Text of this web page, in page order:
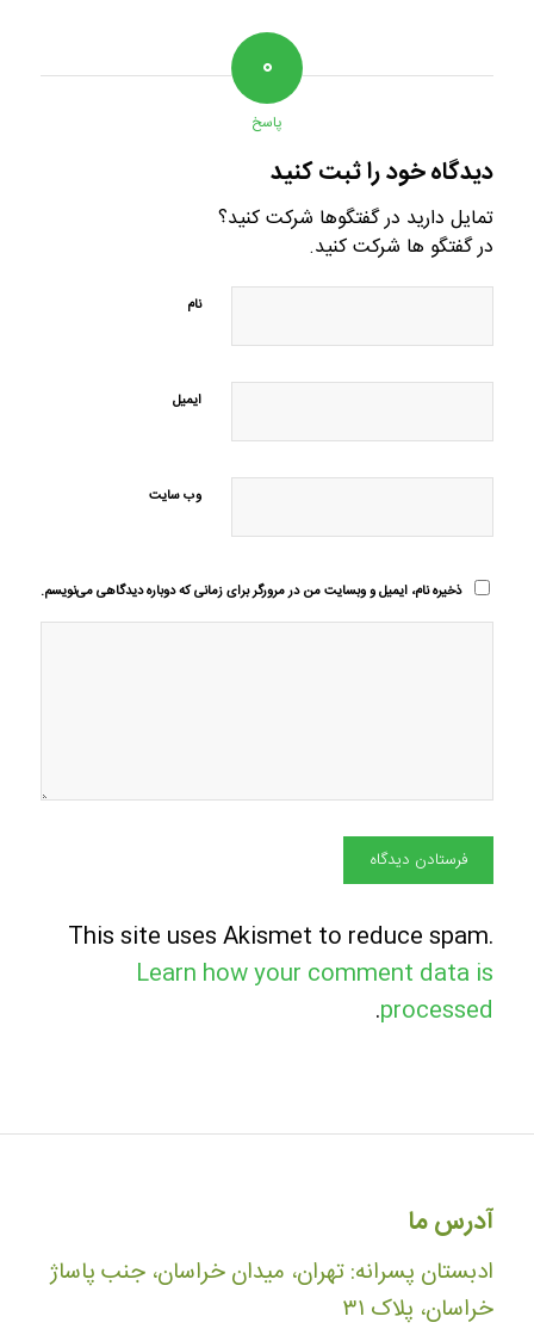
۰
پاسخ
دیدگاه خود را ثبت کنید
تمایل دارید در گفتگوها شرکت کنید؟
در گفتگو ها شرکت کنید.
نام
ایمیل
وب‌ سایت
ذخیره نام، ایمیل و وبسایت من در مرورگر برای زمانی که دوباره دیدگاهی می‌نویسم.
This site uses Akismet to reduce spam.
Learn how your comment data is
processed
.
آدرس ما
ادبستان پسرانه: تهران، میدان خراسان، جنب پاساژ
خراسان، پلاک ۳۱